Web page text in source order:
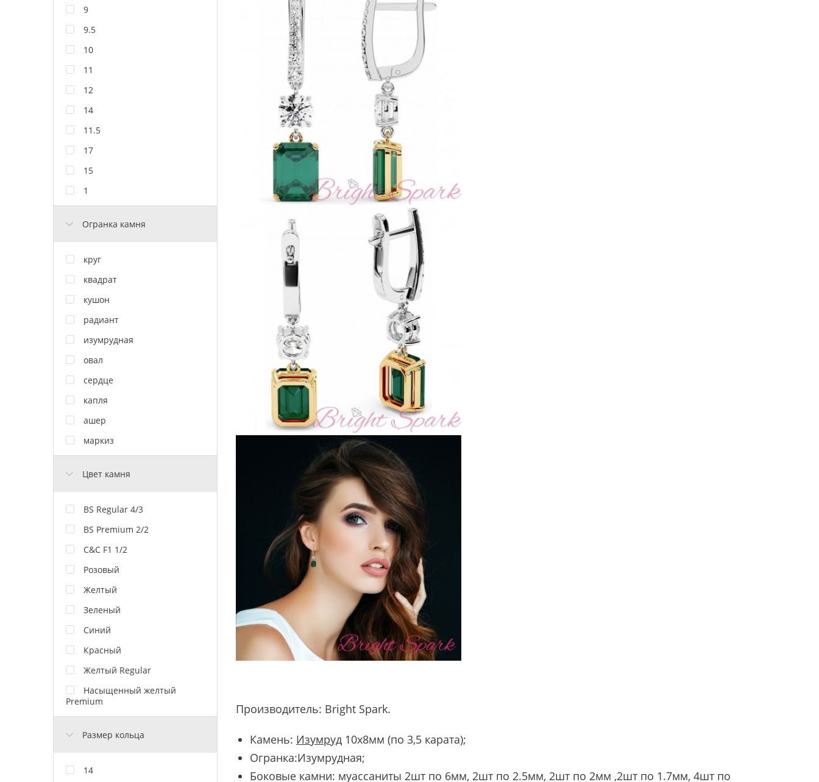
9
9.5
10
11
12
14
11.5
17
15
1
Огранка камня
круг
квадрат
кушон
радиант
изумрудная
овал
сердце
капля
ашер
маркиз
Цвет камня
BS Regular 4/3
BS Premium 2/2
C&C F1 1/2
Розовый
Желтый
Зеленый
Синий
Красный
Желтый Regular
Насыщенный желтый
Premium
Размер кольца
14
Производитель: Bright Spark.
Камень: Изумруд 10х8мм (по 3,5 карата);
Огранка:Изумрудная;
Боковые камни: муассаниты 2шт по 6мм, 2шт по 2.5мм, 2шт по 2мм ,2шт по 1.7мм, 4шт по